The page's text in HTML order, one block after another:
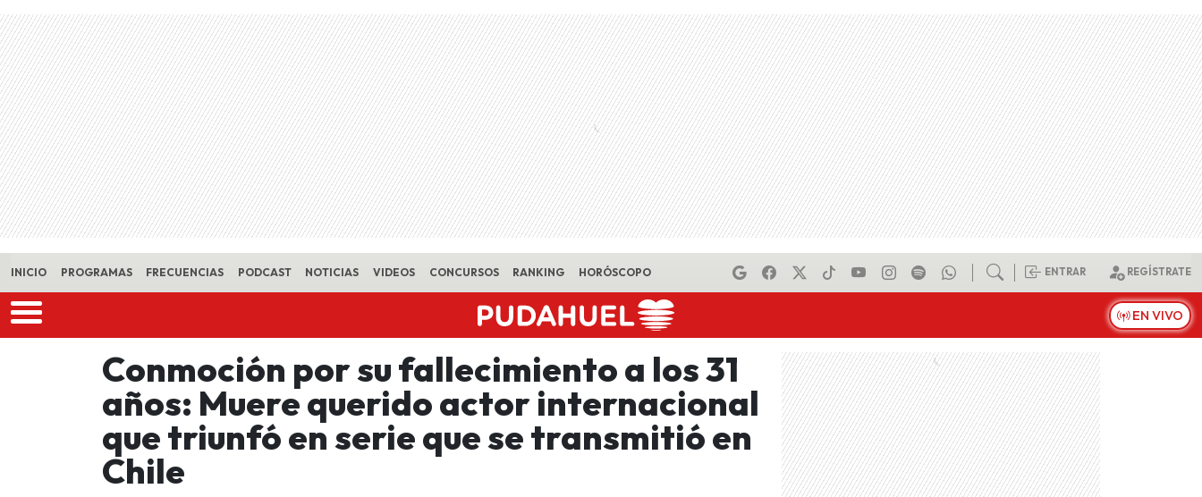
Skip to main content
INICIO PROGRAMAS FRECUENCIAS PODCAST NOTICIAS VIDEOS CONCURSOS RANKING HORÓSCOPO ENTRAR REGÍSTRATE
EN VIVO
Conmoción por su fallecimiento a los 31
años: Muere querido actor internacional
que triunfó en serie que se transmitió en
Chile